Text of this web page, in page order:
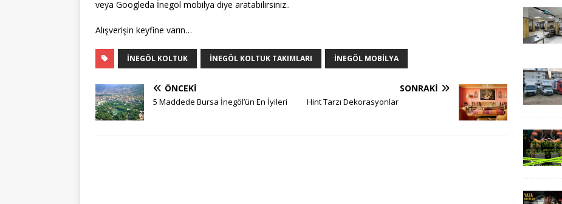
veya Googleda İnegöl mobilya diye aratabilirsiniz..
Alışverişin keyfine varın…
INEGÖL KOLTUK INEGÖL KOLTUK TAKIMLARI INEGÖL MOBILYA
ÖNCEKI
5 Maddede Bursa İnegöl’ün En İyileri
SONRAKI
Hint Tarzı Dekorasyonlar